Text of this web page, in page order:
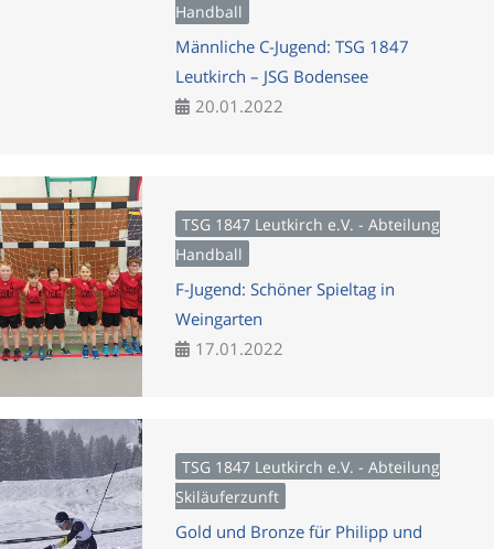
Handball
Männliche C-Jugend: TSG 1847
Leutkirch – JSG Bodensee
20.01.2022
TSG 1847 Leutkirch e.V. - Abteilung
Handball
F-Jugend: Schöner Spieltag in
Weingarten
17.01.2022
TSG 1847 Leutkirch e.V. - Abteilung
Skiläuferzunft
Gold und Bronze für Philipp und